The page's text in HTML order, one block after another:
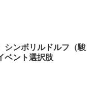
シンボリルドルフ（駿
ベント選択肢